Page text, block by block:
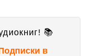
📚
в